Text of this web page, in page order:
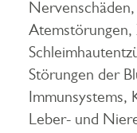
Atemstörungen,
Störungen der
Immunsystems,
Leber- und